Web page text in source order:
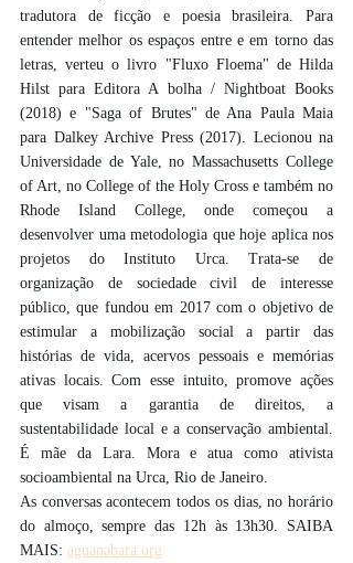
tradutora de ficção e poesia brasileira. Para
entender melhor os espaços entre e em torno das
letras, verteu o livro "Fluxo Floema" de Hilda
Hilst para Editora A bolha / Nightboat Books
(2018) e "Saga of Brutes" de Ana Paula Maia
para Dalkey Archive Press (2017). Lecionou na
Universidade de Yale, no Massachusetts College
of Art, no College of the Holy Cross e também no
Rhode Island College, onde começou a
desenvolver uma metodologia que hoje aplica nos
projetos do Instituto Urca. Trata-se de
organização de sociedade civil de interesse
público, que fundou em 2017 com o objetivo de
estimular a mobilização social a partir das
histórias de vida, acervos pessoais e memórias
ativas locais. Com esse intuito, promove ações
que visam a garantia de direitos, a
sustentabilidade local e a conservação ambiental.
É mãe da Lara. Mora e atua como ativista
socioambiental na Urca, Rio de Janeiro.
As conversas acontecem todos os dias, no horário
do almoço, sempre das 12h às 13h30. SAIBA
MAIS: aguanabara.org